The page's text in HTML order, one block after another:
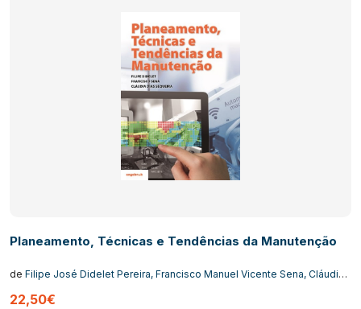
Planeamento, Técnicas e Tendências da Manutenção
de Filipe José Didelet Pereira, Francisco Manuel Vicente Sena, Cláudia
22,50€